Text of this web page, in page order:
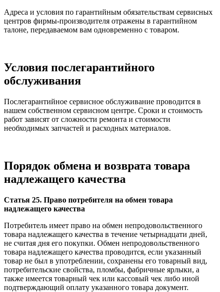
Адреса и условия по гарантийным обязательствам сервисных
центров фирмы-производителя отражены в гарантийном
талоне, передаваемом вам одновременно с товаром.
Условия послегарантийного
обслуживания
Послегарантийное сервисное обслуживание проводится в
нашем собственном сервисном центре. Сроки и стоимость
работ зависят от сложности ремонта и стоимости
необходимых запчастей и расходных материалов.
Порядок обмена и возврата товара
надлежащего качества
Статья 25. Право потребителя на обмен товара
надлежащего качества
Потребитель имеет право на обмен непродовольственного
товара надлежащего качества в течение четырнадцати дней,
не считая дня его покупки. Обмен непродовольственного
товара надлежащего качества проводится, если указанный
товар не был в употреблении, сохранены его товарный вид,
потребительские свойства, пломбы, фабричные ярлыки, а
также имеется товарный чек или кассовый чек либо иной
подтверждающий оплату указанного товара документ.